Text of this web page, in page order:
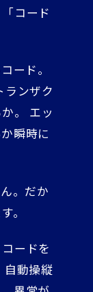
コード
ード。
ランザク
。 エッ
瞬時に
。だか
。
ードを
自動操縦